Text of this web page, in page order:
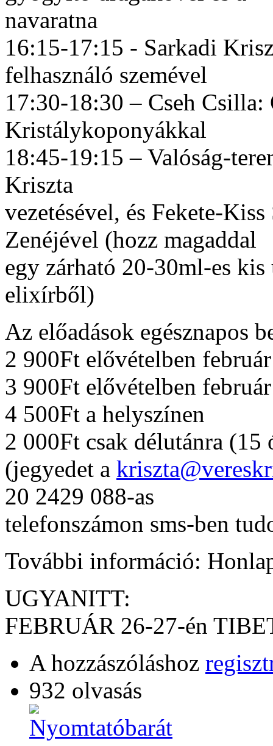
navaratna
16:15-17:15 - Sarkadi
felhasználó szemével
17:30-18:30 – Cseh Csilla:
Kristálykoponyákkal
18:45-19:15 – Valóság-
Kriszta
vezetésével, és Fekete-
Zenéjével (hozz magaddal
egy zárható 20-30ml-es
elixírből)
Az előadások egésznapos
2 900Ft elővételben
3 900Ft elővételben
4 500Ft a helyszínen
2 000Ft csak délutánra (15
(jegyedet a
20 2429 088-as
telefonszámon sms-ben
További információ:
UGYANITT:
FEBRUÁR 26-27-én
A hozzászóláshoz
932 olvasás